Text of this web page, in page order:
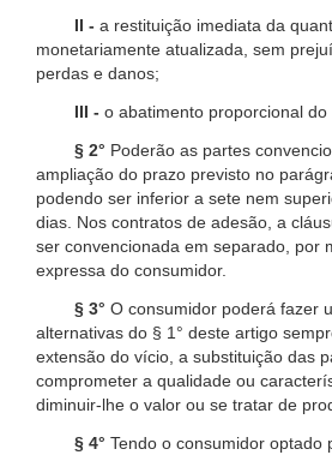
II - a restituição imediata da
monetariamente atualizada, sem
perdas e danos;
III - o abatimento proporcional do
§ 2° Poderão as partes
ampliação do prazo previsto no
podendo ser inferior a sete nem
dias. Nos contratos de adesão, a
ser convencionada em separado, por
expressa do consumidor.
§ 3° O consumidor poderá fazer
alternativas do § 1° deste artigo
extensão do vício, a substituição das
comprometer a qualidade ou
diminuir-lhe o valor ou se tratar de
§ 4° Tendo o consumidor optado